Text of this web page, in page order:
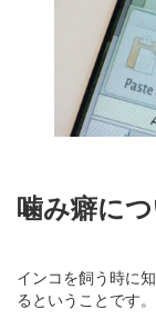
噛み癖に
インコを飼う時に
るということです。